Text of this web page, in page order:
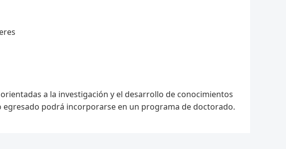
a la investigación y el desarrollo de conocimientos
egresado podrá incorporarse en un programa de doctorado.